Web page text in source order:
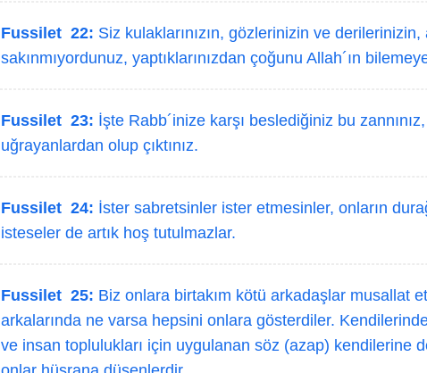
Fussilet 22: Siz kulaklarınızın, gözlerinizin ve
sakınmıyordunuz, yaptıklarınızdan çoğunu Allah´ın
Fussilet 23: İşte Rabb´inize karşı beslediğiniz bu
uğrayanlardan olup çıktınız.
Fussilet 24: İster sabretsinler ister etmesinler, onların
isteseler de artık hoş tutulmazlar.
Fussilet 25: Biz onlara birtakım kötü arkadaşlar musallat
arkalarında ne varsa hepsini onlara gösterdiler.
ve insan toplulukları için uygulanan söz (azap) kendilerine